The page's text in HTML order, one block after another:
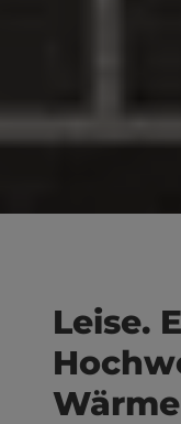
Leise.